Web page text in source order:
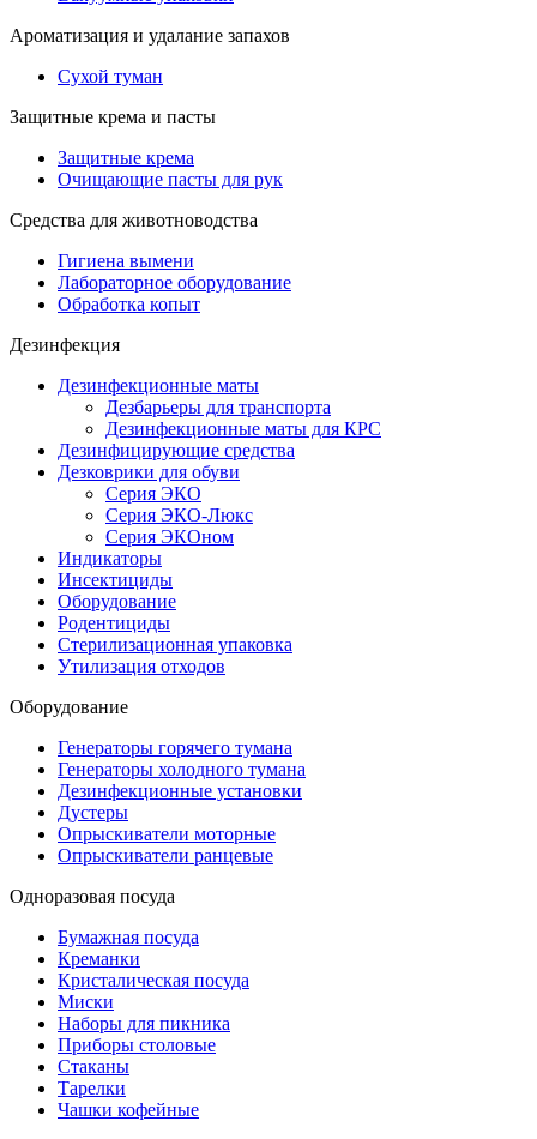
Ароматизация и удалание запахов
Сухой туман
Защитные крема и пасты
Защитные крема
Очищающие пасты для рук
Средства для животноводства
Гигиена вымени
Лабораторное оборудование
Обработка копыт
Дезинфекция
Дезинфекционные маты
Дезбарьеры для транспорта
Дезинфекционные маты для КРС
Дезинфицирующие средства
Дезковрики для обуви
Серия ЭКО
Серия ЭКО-Люкс
Серия ЭКОном
Индикаторы
Инсектициды
Оборудование
Родентициды
Стерилизационная упаковка
Утилизация отходов
Оборудование
Генераторы горячего тумана
Генераторы холодного тумана
Дезинфекционные установки
Дустеры
Опрыскиватели моторные
Опрыскиватели ранцевые
Одноразовая посуда
Бумажная посуда
Креманки
Кристалическая посуда
Миски
Наборы для пикника
Приборы столовые
Стаканы
Тарелки
Чашки кофейные